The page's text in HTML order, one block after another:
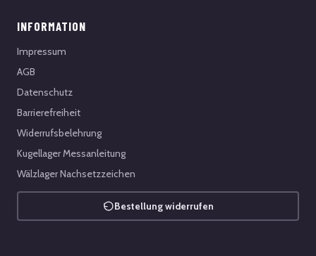
INFORMATION
Impressum
AGB
Datenschutz
Barrierefreiheit
Widerrufsbelehrung
Kugellager Messanleitung
Wälzlager Nachsetzzeichen
Bestellung widerrufen